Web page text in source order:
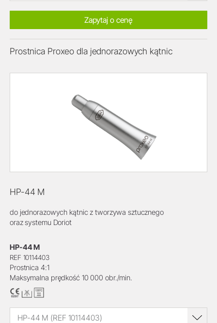
Zapytaj o cenę
Prostnica Proxeo dla jednorazowych kątnic
HP-44 M
do jednorazowych kątnic z tworzywa sztucznego
oraz systemu Doriot
HP-44 M
REF 10114403
Prostnica 4:1
Maksymalna prędkość 10 000 obr./min.
HP-44 M (REF 10114403)